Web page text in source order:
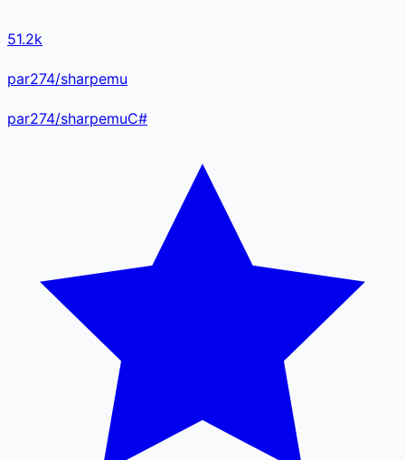
51.2k
par274/sharpemu
par274/sharpemuC#